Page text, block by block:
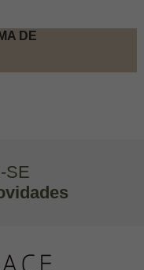
DE
SE